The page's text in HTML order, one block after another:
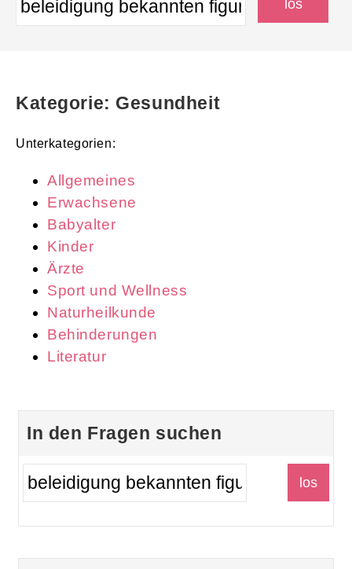
Kategorie: Gesundheit
Unterkategorien:
Allgemeines
Erwachsene
Babyalter
Kinder
Ärzte
Sport und Wellness
Naturheilkunde
Behinderungen
Literatur
In den Fragen suchen